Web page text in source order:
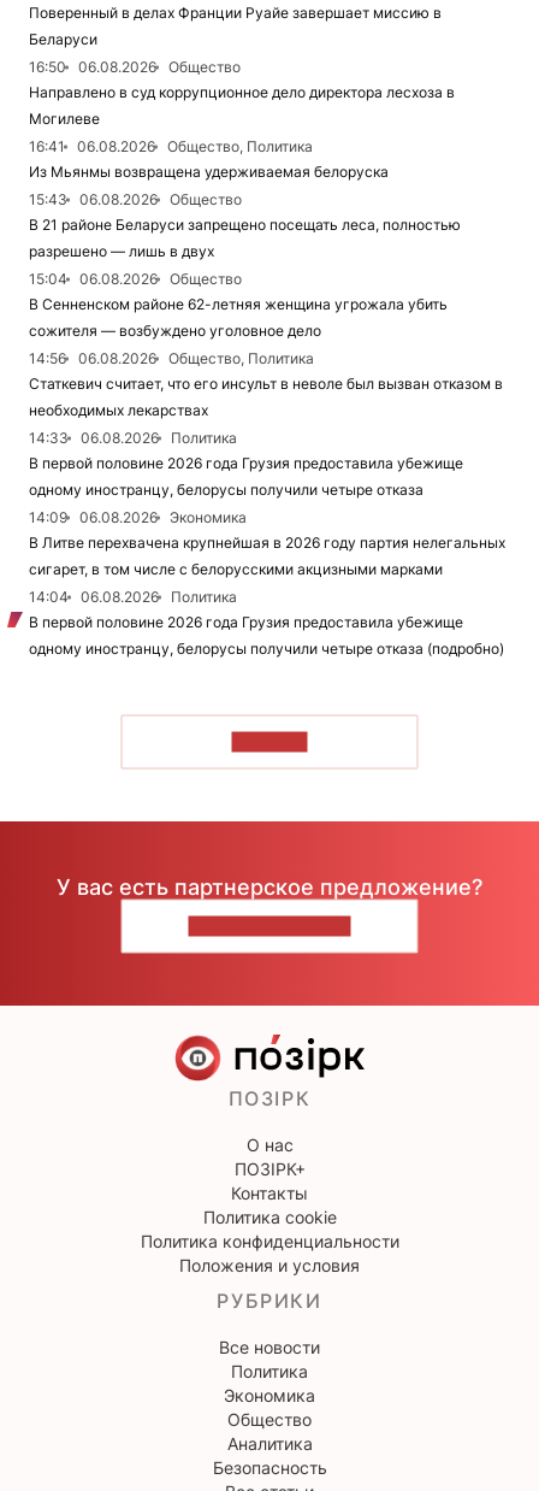
Поверенный в делах Франции Руайе завершает миссию в
Беларуси
16:50
06.08.2026
Общество
Направлено в суд коррупционное дело директора лесхоза в
Могилеве
16:41
06.08.2026
Общество, Политика
Из Мьянмы возвращена удерживаемая белоруска
15:43
06.08.2026
Общество
В 21 районе Беларуси запрещено посещать леса, полностью
разрешено — лишь в двух
15:04
06.08.2026
Общество
В Сенненском районе 62-летняя женщина угрожала убить
сожителя — возбуждено уголовное дело
14:56
06.08.2026
Общество, Политика
Статкевич считает, что его инсульт в неволе был вызван отказом в
необходимых лекарствах
14:33
06.08.2026
Политика
В первой половине 2026 года Грузия предоставила убежище
одному иностранцу, белорусы получили четыре отказа
14:09
06.08.2026
Экономика
В Литве перехвачена крупнейшая в 2026 году партия нелегальных
сигарет, в том числе с белорусскими акцизными марками
14:04
06.08.2026
Политика
В первой половине 2026 года Грузия предоставила убежище
одному иностранцу, белорусы получили четыре отказа (подробно)
У вас есть партнерское предложение?
ПОЗІРК
О нас
ПОЗІРК+
Контакты
Политика cookie
Политика конфиденциальности
Положения и условия
РУБРИКИ
Все новости
Политика
Экономика
Общество
Аналитика
Безопасность